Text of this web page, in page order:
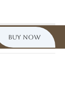
Buy Now